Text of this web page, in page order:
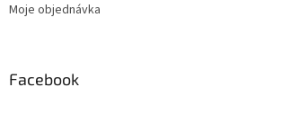
Moje objednávka
Facebook